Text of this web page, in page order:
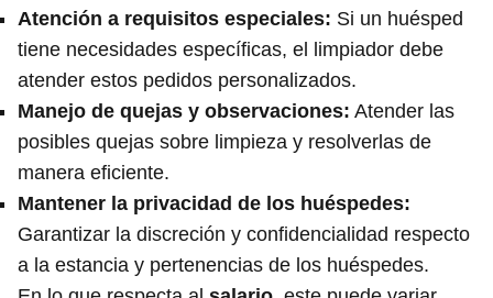
Atención a requisitos especiales: Si un huésped
tiene necesidades específicas, el limpiador debe
atender estos pedidos personalizados.
Manejo de quejas y observaciones: Atender las
posibles quejas sobre limpieza y resolverlas de
manera eficiente.
Mantener la privacidad de los huéspedes:
Garantizar la discreción y confidencialidad respecto
a la estancia y pertenencias de los huéspedes.